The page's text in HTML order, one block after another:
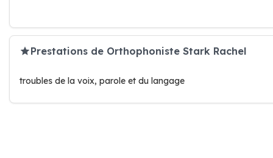
Prestations de Orthophoniste Stark Rachel
troubles de la voix, parole et du langage